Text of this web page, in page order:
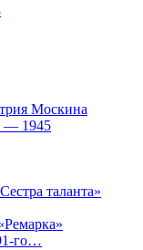
Москина
— 1945
таланта»
го…